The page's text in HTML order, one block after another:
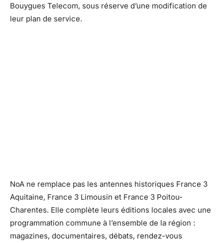
Bouygues Telecom, sous réserve d’une modification de
leur plan de service.
NoA ne remplace pas les antennes historiques France 3
Aquitaine, France 3 Limousin et France 3 Poitou-
Charentes. Elle complète leurs éditions locales avec une
programmation commune à l’ensemble de la région :
magazines, documentaires, débats, rendez-vous